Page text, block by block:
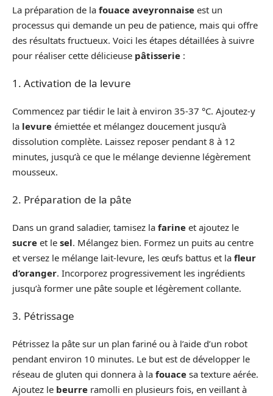
La préparation de la fouace aveyronnaise est un
processus qui demande un peu de patience, mais qui offre
des résultats fructueux. Voici les étapes détaillées à suivre
pour réaliser cette délicieuse pâtisserie :
1. Activation de la levure
Commencez par tiédir le lait à environ 35-37 °C. Ajoutez-y
la levure émiettée et mélangez doucement jusqu’à
dissolution complète. Laissez reposer pendant 8 à 12
minutes, jusqu’à ce que le mélange devienne légèrement
mousseux.
2. Préparation de la pâte
Dans un grand saladier, tamisez la farine et ajoutez le
sucre et le sel. Mélangez bien. Formez un puits au centre
et versez le mélange lait-levure, les œufs battus et la fleur
d’oranger. Incorporez progressivement les ingrédients
jusqu’à former une pâte souple et légèrement collante.
3. Pétrissage
Pétrissez la pâte sur un plan fariné ou à l’aide d’un robot
pendant environ 10 minutes. Le but est de développer le
réseau de gluten qui donnera à la fouace sa texture aérée.
Ajoutez le beurre ramolli en plusieurs fois, en veillant à